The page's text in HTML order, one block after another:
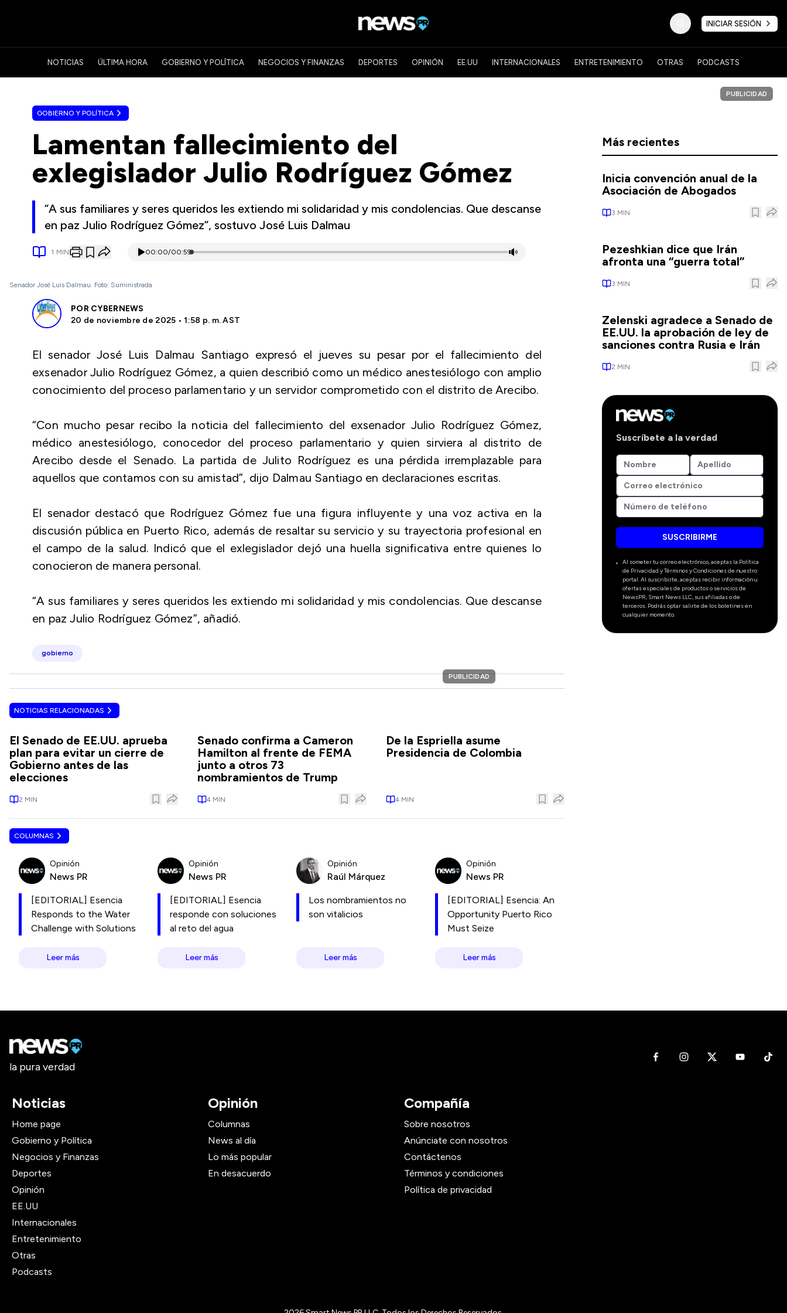
INICIAR SESIÓN
NOTICIAS ÚLTIMA HORA GOBIERNO Y POLÍTICA NEGOCIOS Y FINANZAS DEPORTES OPINIÓN EE.UU INTERNACIONALES ENTRETENIMIENTO OTRAS PODCASTS
GOBIERNO Y POLÍTICA
Lamentan fallecimiento del
exlegislador Julio Rodríguez Gómez
“A sus familiares y seres queridos les extiendo mi solidaridad y mis condolencias. Que descanse
en paz Julio Rodríguez Gómez”, sostuvo José Luis Dalmau
1 MIN 00:00/00:59
Senador José Luis Dalmau. Foto: Suministrada
POR CYBERNEWS
20 de noviembre de 2025 • 1:58 p. m. AST
El senador José Luis Dalmau Santiago expresó el jueves su pesar por el fallecimiento del
exsenador Julio Rodríguez Gómez, a quien describió como un médico anestesiólogo con amplio
conocimiento del proceso parlamentario y un servidor comprometido con el distrito de Arecibo.
“Con mucho pesar recibo la noticia del fallecimiento del exsenador Julio Rodríguez Gómez,
médico anestesiólogo, conocedor del proceso parlamentario y quien sirviera al distrito de
Arecibo desde el Senado. La partida de Julito Rodríguez es una pérdida irremplazable para
aquellos que contamos con su amistad”, dijo Dalmau Santiago en declaraciones escritas.
El senador destacó que Rodríguez Gómez fue una figura influyente y una voz activa en la
discusión pública en Puerto Rico, además de resaltar su servicio y su trayectoria profesional en
el campo de la salud. Indicó que el exlegislador dejó una huella significativa entre quienes lo
conocieron de manera personal.
“A sus familiares y seres queridos les extiendo mi solidaridad y mis condolencias. Que descanse
en paz Julio Rodríguez Gómez”, añadió.
gobierno
PUBLICIDAD
NOTICIAS RELACIONADAS
El Senado de EE.UU. aprueba
plan para evitar un cierre de
Gobierno antes de las
elecciones
2 MIN
Senado confirma a Cameron
Hamilton al frente de FEMA
junto a otros 73
nombramientos de Trump
4 MIN
De la Espriella asume
Presidencia de Colombia
4MIN
COLUMNAS
Opinión
News PR
[EDITORIAL] Esencia
Responds to the Water
Challenge with Solutions
Leer más
Opinión
News PR
[EDITORIAL] Esencia
responde con soluciones
al reto del agua
Leer más
Opinión
Raúl Márquez
Los nombramientos no
son vitalicios
Leer más
Opinión
News PR
[EDITORIAL] Esencia: An
Opportunity Puerto Rico
Must Seize
Leer más
PUBLICIDAD
Más recientes
Inicia convención anual de la
Asociación de Abogados
3 MIN
Pezeshkian dice que Irán
afronta una “guerra total”
3 MIN
Zelenski agradece a Senado de
EE.UU. la aprobación de ley de
sanciones contra Rusia e Irán
2 MIN
Suscríbete a la verdad
SUSCRIBIRME
Al someter tu correo electrónico, aceptas la Política
de Privacidad y Términos y Condiciones de nuestro
portal. Al suscribirte, aceptas recibir información u
ofertas especiales de productos o servicios de
NewsPR, Smart News LLC, sus afiliadas o de
terceros. Podrás optar salirte de los boletines en
cualquier momento.
la pura verdad
Noticias
Home page
Gobierno y Política
Negocios y Finanzas
Deportes
Opinión
EE.UU
Internacionales
Entretenimiento
Otras
Podcasts
Opinión
Columnas
News al día
Lo más popular
En desacuerdo
Compañía
Sobre nosotros
Anúnciate con nosotros
Contáctenos
Términos y condiciones
Política de privacidad